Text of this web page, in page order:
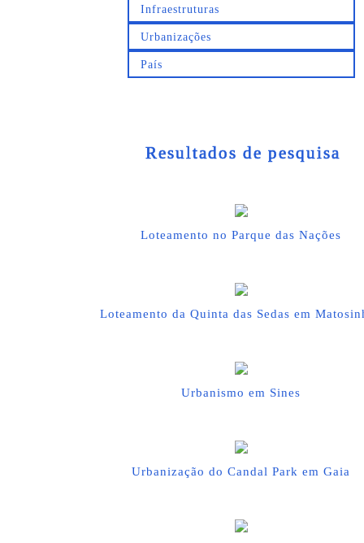
Resultados de pesquisa
Loteamento no Parque das Nações
Loteamento da Quinta das Sedas em
Urbanismo em Sines
Urbanização do Candal Park em Gaia